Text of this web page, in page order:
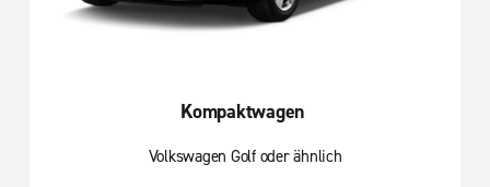
Kompaktwagen
Volkswagen Golf oder ähnlich